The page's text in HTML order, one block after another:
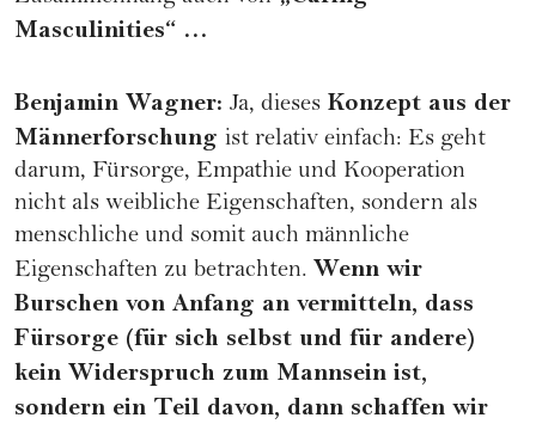
Masculinities“ …
Benjamin Wagner: Ja, dieses Konzept aus der
Männerforschung ist relativ einfach: Es geht
darum, Fürsorge, Empathie und Kooperation
nicht als weibliche Eigenschaften, sondern als
menschliche und somit auch männliche
Eigenschaften zu betrachten. Wenn wir
Burschen von Anfang an vermitteln, dass
Fürsorge (für sich selbst und für andere)
kein Widerspruch zum Mannsein ist,
sondern ein Teil davon, dann schaffen wir